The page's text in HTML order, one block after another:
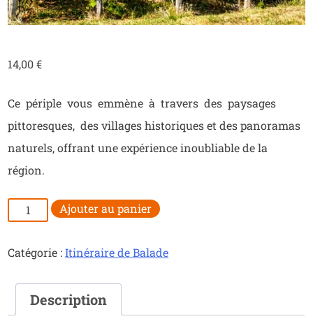
14,00€
Ce périple vous emmène à travers des paysages
pittoresques, des villages historiques et des panoramas
naturels, offrant une expérience inoubliable de la
région.
quantité
de
les
du
Jura
Ajouter au panier
Catégorie :Itinéraire de Balade
Description